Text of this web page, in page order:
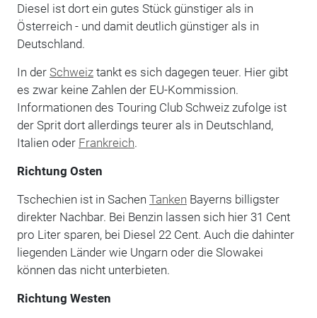
Diesel ist dort ein gutes Stück günstiger als in
Österreich - und damit deutlich günstiger als in
Deutschland.
In der Schweiztankt es sich dagegen teuer. Hier gibt
es zwar keine Zahlen der EU-Kommission.
Informationen des Touring Club Schweiz zufolge ist
der Sprit dort allerdings teurer als in Deutschland,
Italien oder Frankreich.
Richtung Osten
Tschechien ist in Sachen Tanken Bayerns billigster
direkter Nachbar. Bei Benzin lassen sich hier 31 Cent
pro Liter sparen, bei Diesel 22 Cent. Auch die dahinter
liegenden Länder wie Ungarn oder die Slowakei
können das nicht unterbieten.
Richtung Westen